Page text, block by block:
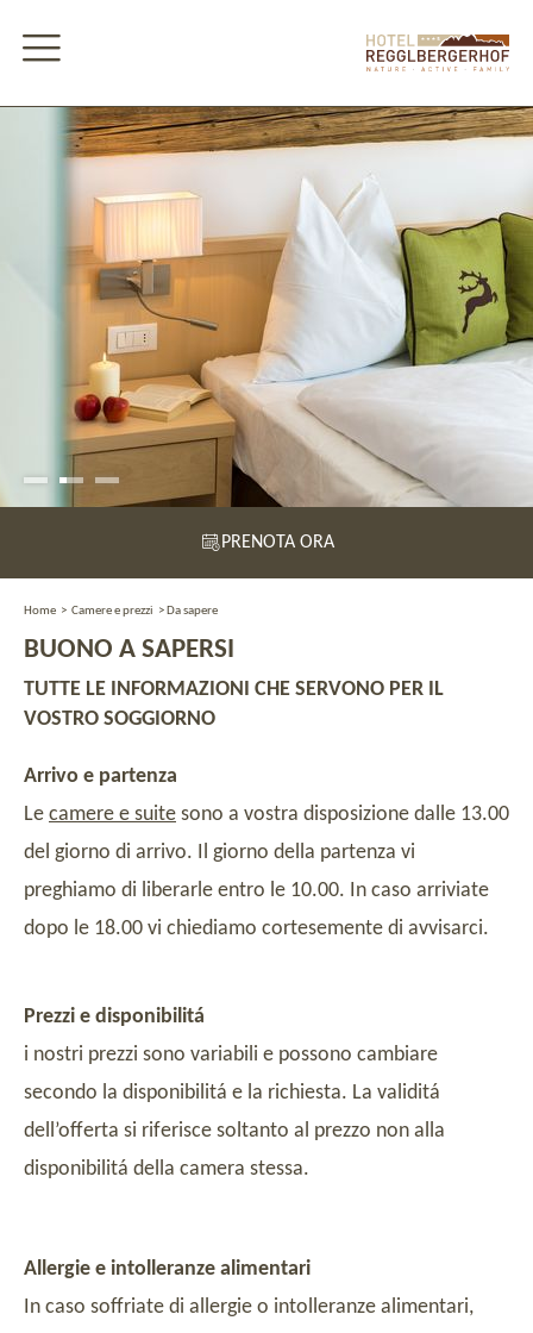
PRENOTA ORA
Home > Camere e prezzi > Da sapere
BUONO A SAPERSI
TUTTE LE INFORMAZIONI CHE SERVONO PER IL
VOSTRO SOGGIORNO
Arrivo e partenza
Le camere e suite sono a vostra disposizione dalle 13.00
del giorno di arrivo. Il giorno della partenza vi
preghiamo di liberarle entro le 10.00. In caso arriviate
dopo le 18.00 vi chiediamo cortesemente di avvisarci.
Prezzi e disponibilitá
i nostri prezzi sono variabili e possono cambiare
secondo la disponibilitá e la richiesta. La validitá
dell’offerta si riferisce soltanto al prezzo non alla
disponibilitá della camera stessa.
Allergie e intolleranze alimentari
In caso soffriate di allergie o intolleranze alimentari,